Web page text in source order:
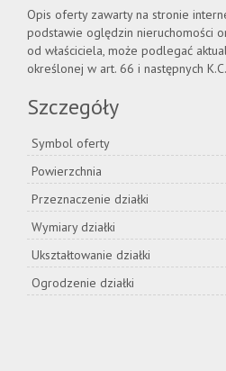
Opis oferty zawarty na stronie
podstawie oględzin nieruchomości
od właściciela, może podlegać
określonej w art. 66 i następnych K.C.
Szczegóły
Symbol oferty
Powierzchnia
Przeznaczenie działki
Wymiary działki
Ukształtowanie działki
Ogrodzenie działki